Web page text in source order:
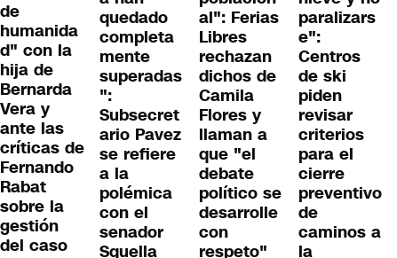
de
humanida
d" con la
hija de
Bernarda
Vera y
ante las
críticas de
Fernando
Rabat
sobre la
gestión
del caso
quedado
completa
mente
superadas
":
Subsecret
ario Pavez
se refiere
a la
polémica
con el
senador
Squella
al": Ferias
Libres
rechazan
dichos de
Camila
Flores y
llaman a
que "el
debate
político se
desarrolle
con
respeto"
paralizars
e":
Centros
de ski
piden
revisar
criterios
para el
cierre
preventivo
de
caminos a
la